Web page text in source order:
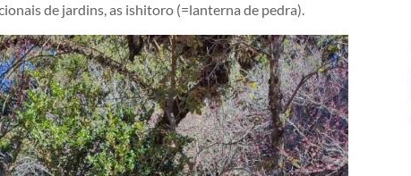
de jardins, as ishitoro (=lanterna de pedra).